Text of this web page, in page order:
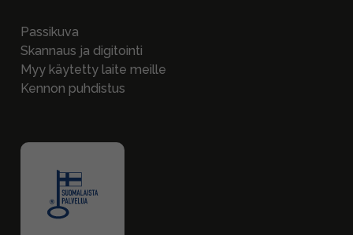
Passikuva
Skannaus ja digitointi
Myy käytetty laite meille
Kennon puhdistus